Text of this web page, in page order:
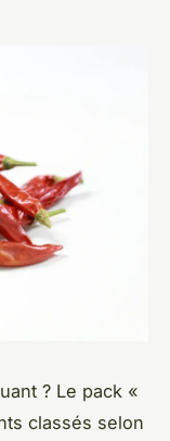
? Le pack «
classés selon